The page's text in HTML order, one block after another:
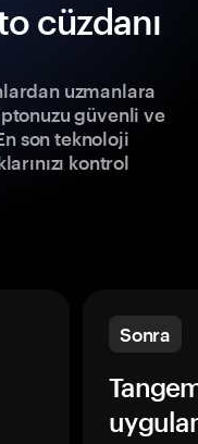
cüzdanı
uzmanlara
güvenli ve
son teknoloji
kontrol
Sonra